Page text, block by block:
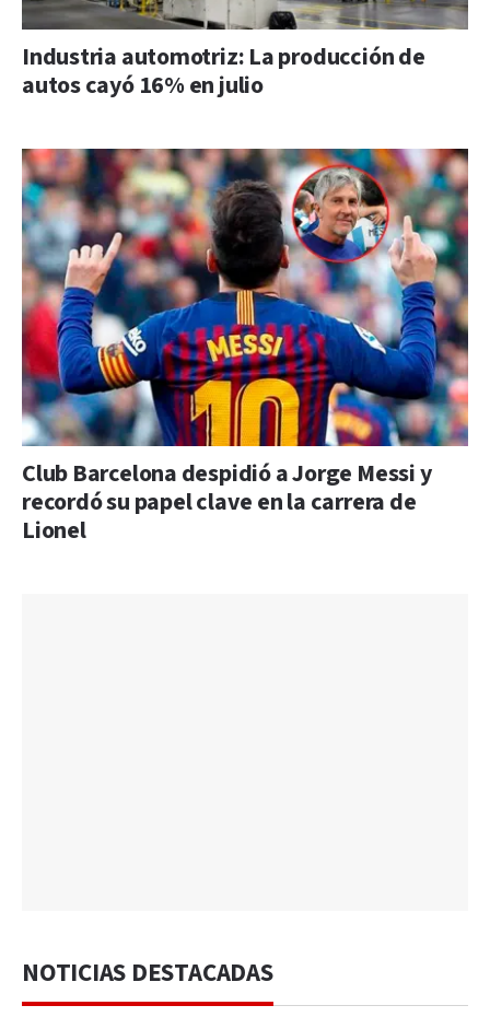
Industria automotriz: La producción de
autos cayó 16% en julio
Club Barcelona despidió a Jorge Messi y
recordó su papel clave en la carrera de
Lionel
NOTICIAS DESTACADAS